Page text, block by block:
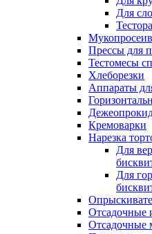
Для
Прессы для
Тестомесы
Хлеборезки
Аппараты
Кремоварки
Нарезка
Для
Для
Отсадочные